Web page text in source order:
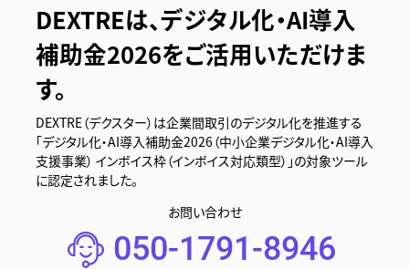
DEXTREは、デジタル化・AI導入
補助金2026をご活用いただけま
す。
DEXTRE（デクスター）は企業間取引のデジタル化を推進する
「デジタル化・AI導入補助金2026（中小企業デジタル化・AI導入
支援事業） インボイス枠（インボイス対応類型）」の対象ツール
に認定されました。
お問い合わせ
050-1791-8946